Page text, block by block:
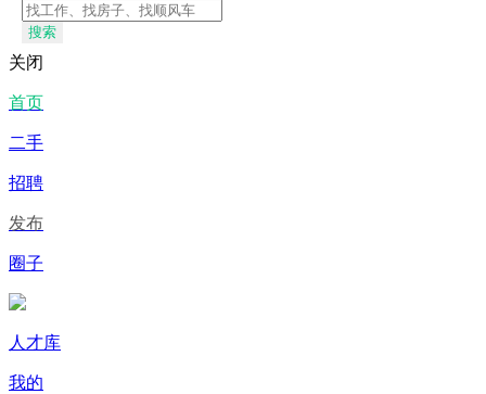
搜索
关闭
首页
二手
招聘
发布
圈子
人才库
我的